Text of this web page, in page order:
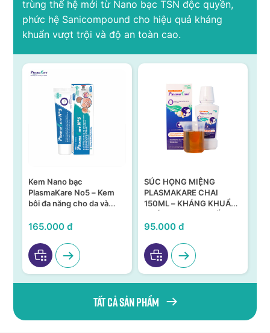
trùng thế hệ mới từ Nano bạc TSN độc quyền,
phức hệ Sanicompound cho hiệu quả kháng
khuẩn vượt trội và độ an toàn cao.
Kem Nano bạc
PlasmaKare No5 – Kem
bôi đa năng cho da và
165.000 đ
SÚC HỌNG MIỆNG
PLASMAKARE CHAI
150ML – KHÁNG KHUẨN,
VIÊM TẠI HỌNG MIỆNG
95.000 đ
Tất cả sản phẩm